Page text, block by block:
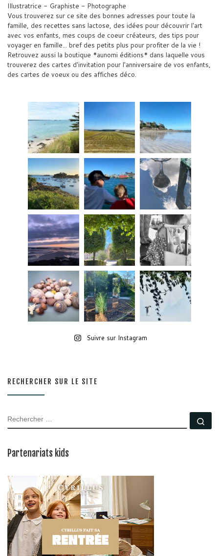
Illustratrice - Graphiste - Photographe
Vous trouverez sur ce site des bonnes adresses pour toute la
famille, des recettes sans lactose, des idées pour découvrir l'art
avec vos enfants, mes coups de coeur créateurs, des tips pour
voyager en famille... bref des petits plus pour profiter de la vie !
Retrouvez aussi la boutique *aunomi éditions* dans laquelle vous
trouverez des cartes d'invitation pour l'anniversaire de vos enfants,
des cartes de voeux ou des affiches déco.
Suivre sur Instagram
RECHERCHER SUR LE SITE
RECHERCHER
Partenariats kids